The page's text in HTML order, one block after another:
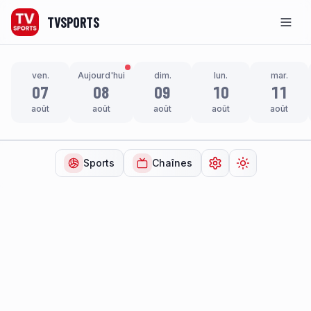
TVSPORTS
ven.
07
août
Aujourd'hui
08
août
dim.
09
août
lun.
10
août
mar.
11
août
Sports Chaînes Ouvrir lesChanger de